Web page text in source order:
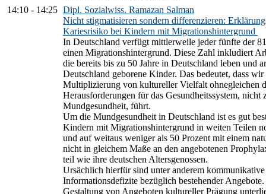
14:10 - 14:25 Dipl. Sozialwiss. Ramazan Salman
Nicht stigmatisieren sondern differenzieren:
Kariesrisiko bei Kindern mit Migrationshintergrund
In Deutschland verfügt mittlerweile jeder fünfte der
einen Migrationshintergrund. Diese Zahl inkludiert
die bereits bis zu 50 Jahre in Deutschland leben und
Deutschland geborene Kinder. Das bedeutet, dass
Multiplizierung von kultureller Vielfalt ohnegleichen
Herausforderungen für das Gesundheitssystem, nicht
Mundgesundheit, führt.
Um die Mundgesundheit in Deutschland ist es gut
Kindern mit Migrationshintergrund in weiten Teilen
und auf weitaus weniger als 50 Prozent mit einem
nicht in gleichem Maße an den angebotenen
teil wie ihre deutschen Altersgenossen.
Ursächlich hierfür sind unter anderem
Informationsdefizite bezüglich bestehender
Gestaltung von Angeboten kultureller Prägung